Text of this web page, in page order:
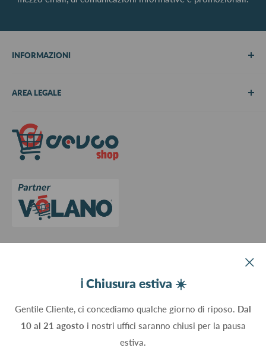
ℹ️ Chiusura estiva ☀️
Gentile Cliente, ci concediamo qualche giorno di riposo. Dal
10 al 21 agosto i nostri uffici saranno chiusi per la pausa
estiva.
INFORMAZIONI
Metodi di pagamento
Richiedi preventivo
Contattaci
AREA LEGALE
Informativa su resi e rimborsi
Privacy Policy
Aggiorna le preferenze sui cookie
C.Fisc. P.IVA 09934830960
Seguici